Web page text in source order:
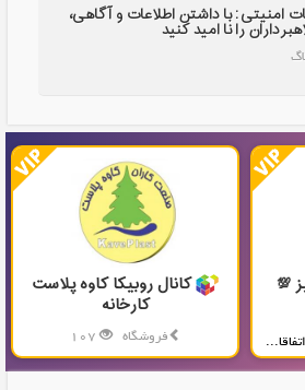
امنیتی: با داشتن اطلاعات و آگاهی،
را نا امید کنید
💯
کانال روبیکا کاوه پلاست
کارخانه
فروشگاه
تولید و پخش محصولات پلاستیکی...